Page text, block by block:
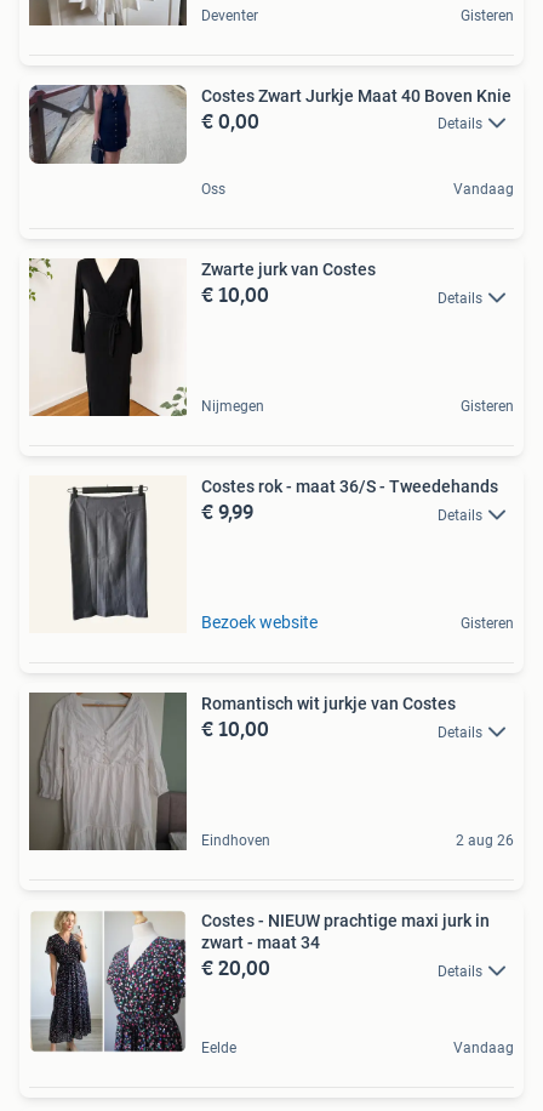
Deventer Gisteren
Costes Zwart Jurkje Maat 40 Boven Knie
€ 0,00 Details
Oss Vandaag
Zwarte jurk van Costes
€ 10,00 Details
Nijmegen Gisteren
Costes rok - maat 36/S - Tweedehands
€ 9,99 Details
Bezoek website Gisteren
Romantisch wit jurkje van Costes
€ 10,00 Details
Eindhoven 2 aug 26
Costes - NIEUW prachtige maxi jurk in
zwart - maat 34
€ 20,00 Details
Eelde Vandaag